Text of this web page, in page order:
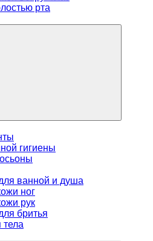
рта
гигиены
ванной и душа
ног
рук
бритья
тела